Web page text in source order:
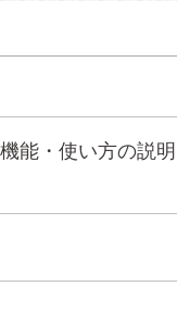
能・使い方の説明